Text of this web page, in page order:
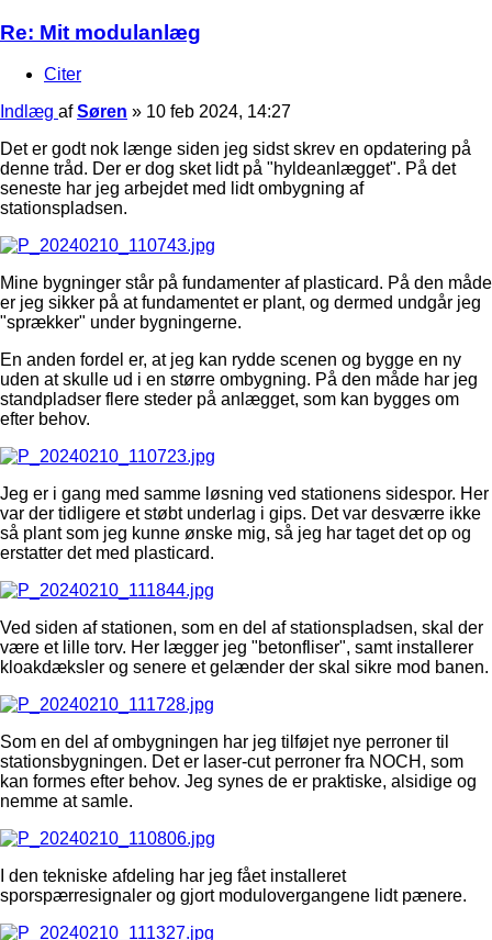
Re: Mit modulanlæg
Citer
Indlæg afSøren » 10 feb 2024, 14:27
Det er godt nok længe siden jeg sidst skrev en opdatering på
denne tråd. Der er dog sket lidt på "hyldeanlægget". På det
seneste har jeg arbejdet med lidt ombygning af
stationspladsen.
Mine bygninger står på fundamenter af plasticard. På den måde
er jeg sikker på at fundamentet er plant, og dermed undgår jeg
"sprækker" under bygningerne.
En anden fordel er, at jeg kan rydde scenen og bygge en ny
uden at skulle ud i en større ombygning. På den måde har jeg
standpladser flere steder på anlægget, som kan bygges om
efter behov.
Jeg er i gang med samme løsning ved stationens sidespor. Her
var der tidligere et støbt underlag i gips. Det var desværre ikke
så plant som jeg kunne ønske mig, så jeg har taget det op og
erstatter det med plasticard.
Ved siden af stationen, som en del af stationspladsen, skal der
være et lille torv. Her lægger jeg "betonfliser", samt installerer
kloakdæksler og senere et gelænder der skal sikre mod banen.
Som en del af ombygningen har jeg tilføjet nye perroner til
stationsbygningen. Det er laser-cut perroner fra NOCH, som
kan formes efter behov. Jeg synes de er praktiske, alsidige og
nemme at samle.
I den tekniske afdeling har jeg fået installeret
sporspærresignaler og gjort modulovergangene lidt pænere.